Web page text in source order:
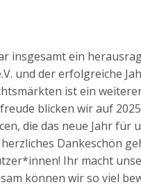
ins­ge­samt ein
und der erfolg­rei­che
ist ein
bli­cken wir auf
cen, die das neue Jahr für
herz­li­ches Dan­ke­schön
Ihr macht
kön­nen wir so viel